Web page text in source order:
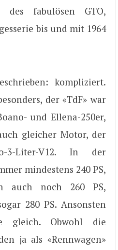
des fabulösen GTO,
bis und mit 1964
kompliziert.
der «TdF» war
und Ellena-250er,
gleicher Motor, der
3-Liter-V12. In der
mindestens 240 PS,
auch noch 260 PS,
280 PS. Ansonsten
gleich. Obwohl die
ja als «Rennwagen»